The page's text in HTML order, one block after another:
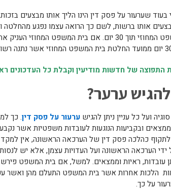
שערעור על פסק דין הינו הליך אותו מבצעים
אותו ברשות, לשם כך הרואה עצמו נפגע מהחלטה
בקשת ערעור לבית המשפט המחוזי תוך 30 יום. אם בית
של חדשות מודיעין וקבלת כל העדכונים
ערער?
ועל כל עניין ניתן להגישערעור על פסק דין. כך
ובקביעות הנוגעות לעובדות משפטיות אשר
כהלכה פסק דין של הערכאה הראשונה, אין
ידי הערכאה הראשונה ועל העדויות עצמן, אלא יש
עובדות, ראיות וממצאים. למשל, אם בית המשפט
הלכות אחרות אשר בית המשפט התעלם מהן ואשר
על כך.